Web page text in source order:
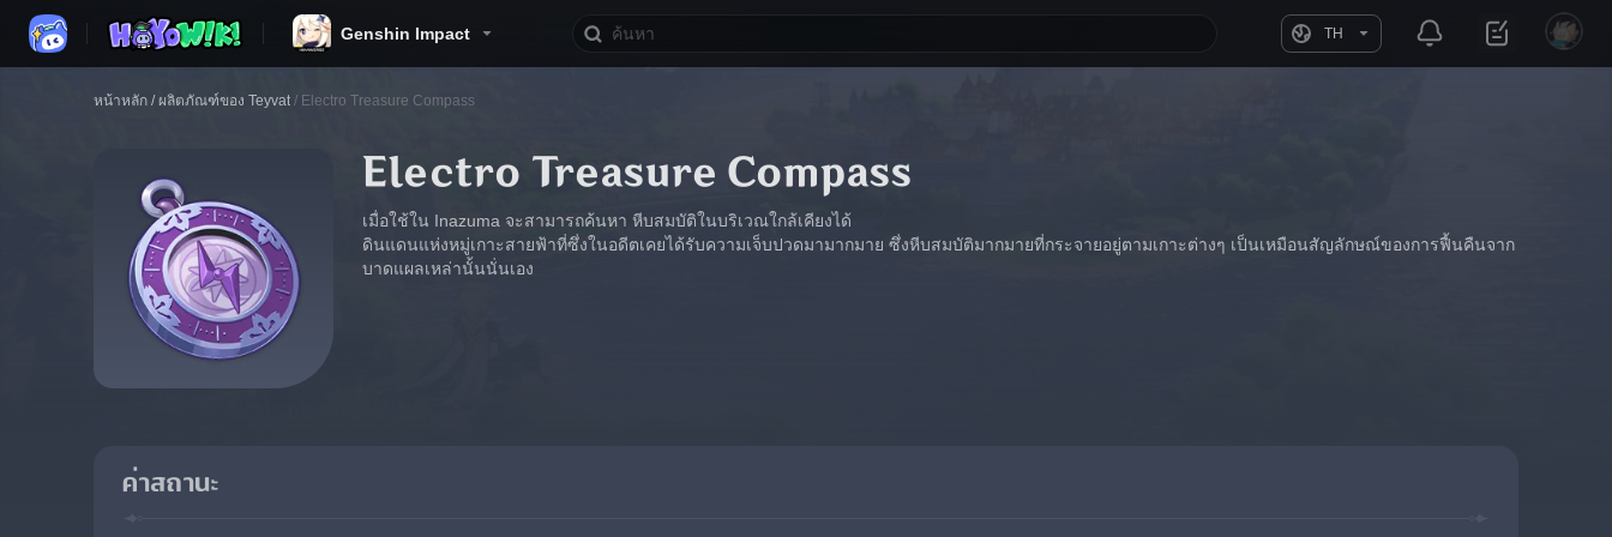
Genshin Impact TH
หน้าหลัก / ผลิตภัณฑ์ของ Teyvat / Electro Treasure Compass
Electro Treasure Compass
เมื่อใช้ใน Inazuma จะสามารถค้นหา หีบสมบัติในบริเวณใกล้เคียงได้
ดินแดนแห่งหมู่เกาะสายฟ้าที่ซึ่งในอดีตเคยได้รับความเจ็บปวดมามากมาย ซึ่งหีบสมบัติมากมายที่กระจายอยู่ตามเกาะต่างๆ เป็นเหมือนสัญลักษณ์ของการฟื้นคืนจาก
บาดแผลเหล่านั้นนั่นเอง
ค่าสถานะ